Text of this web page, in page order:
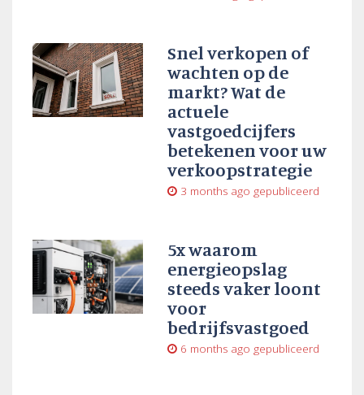
Snel verkopen of
wachten op de
markt? Wat de
actuele
vastgoedcijfers
betekenen voor uw
verkoopstrategie
3 months ago gepubliceerd
5x waarom
energieopslag
steeds vaker loont
voor
bedrijfsvastgoed
6 months ago gepubliceerd